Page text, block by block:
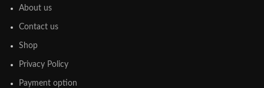
About us
Contact us
Shop
Privacy Policy
Payment option